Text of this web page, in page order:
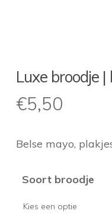
Luxe broodje |
€5,50
Belse mayo,
Soort broodje